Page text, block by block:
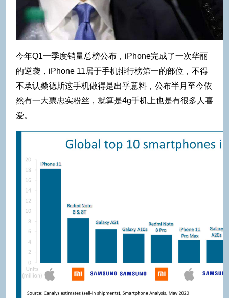
今年Q1一季度销量总榜公布，iPhone完成了一次华丽
的逆袭，iPhone 11居于手机排行榜第一的部位，不得
不承认桑德斯这手机做得是出乎意料，公布半月至今依
然有一大票忠实粉丝，就算是4g手机上也是有很多人喜
爱。